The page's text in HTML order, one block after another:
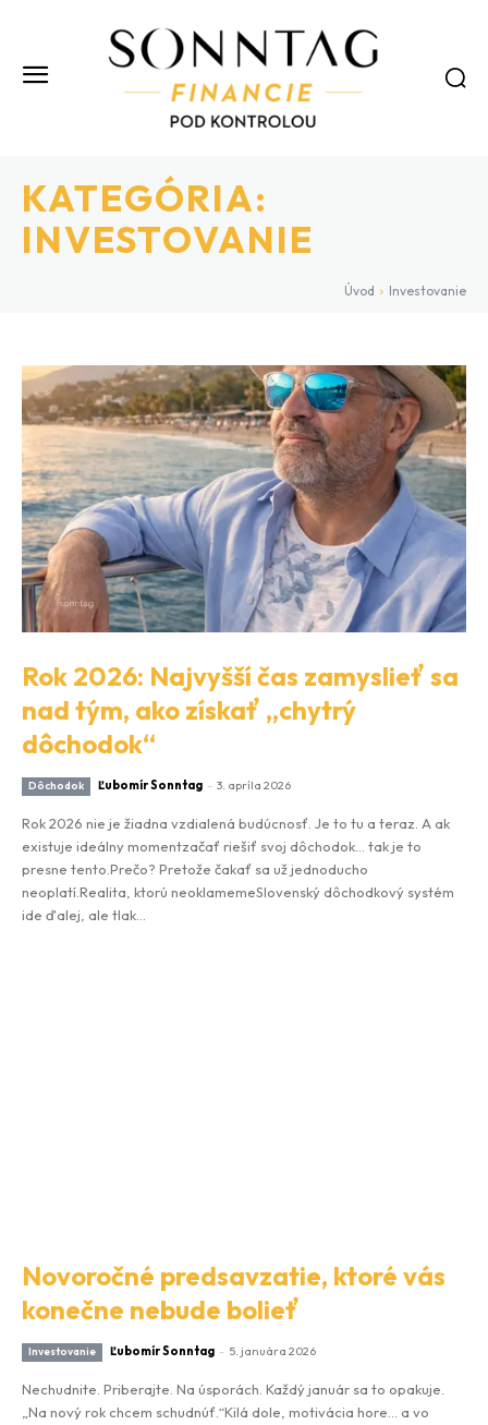
KATEGÓRIA:
INVESTOVANIE
Úvod Investovanie
Rok 2026: Najvyšší čas zamyslieť sa
nad tým, ako získať „chytrý
dôchodok“
Dôchodok Ľubomír Sonntag - 3. apríla 2026
Rok 2026 nie je žiadna vzdialená budúcnosť. Je to tu a teraz. A ak
existuje ideálny momentzačať riešiť svoj dôchodok… tak je to
presne tento.Prečo? Pretože čakať sa už jednoducho
neoplatí.Realita, ktorú neoklamemeSlovenský dôchodkový systém
ide ďalej, ale tlak...
Novoročné predsavzatie, ktoré vás
konečne nebude bolieť
Investovanie Ľubomír Sonntag - 5. januára 2026
Nechudnite. Priberajte. Na úsporách. Každý január sa to opakuje.
„Na nový rok chcem schudnúť.“Kilá dole, motivácia hore… a vo